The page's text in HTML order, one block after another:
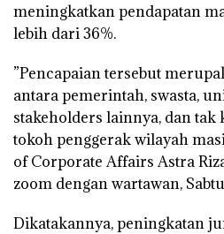
meningkatkan pendapatan
lebih dari 36%.
”Pencapaian tersebut
antara pemerintah, swasta,
stakeholders lainnya, dan tak
tokoh penggerak wilayah
of Corporate Affairs Astra
zoom dengan wartawan,
Dikatakannya, peningkatan